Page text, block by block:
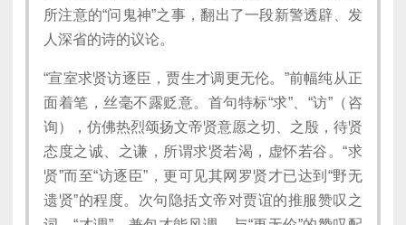
所注意的“问鬼神”之事，翻出了一段新警透辟、发
人深省的诗的议论。
“宣室求贤访逐臣，贾生才调更无伦。”前幅纯从正
面着笔，丝毫不露贬意。首句特标“求”、“访”（咨
询），仿佛热烈颂扬文帝贤意愿之切、之殷，待贤
态度之诚、之谦，所谓求贤若渴，虚怀若谷。“求
贤”而至“访逐臣”，更可见其网罗贤才已达到“野无
遗贤”的程度。次句隐括文帝对贾谊的推服赞叹之